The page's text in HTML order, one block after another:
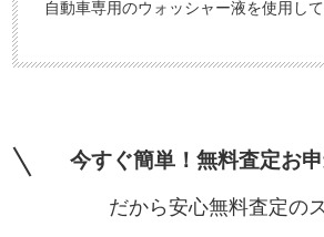
自動車専用のウォッシャー液を使用して
今すぐ簡単！無料査定お
だから安心無料査定の